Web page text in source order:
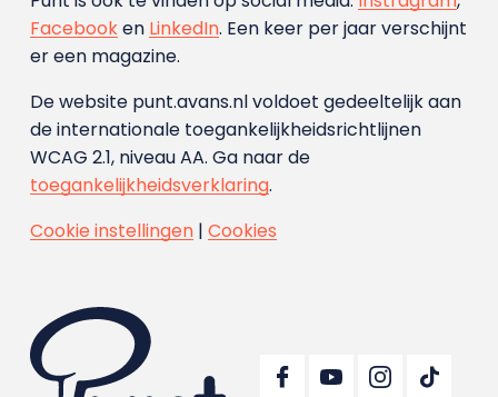
Facebooken LinkedIn. Een keer per jaar verschijnt
er een magazine.
De website punt.avans.nl voldoet gedeeltelijk aan
de internationale toegankelijkheidsrichtlijnen
WCAG 2.1, niveau AA. Ga naar de
toegankelijkheidsverklaring.
Cookie instellingen| Cookies